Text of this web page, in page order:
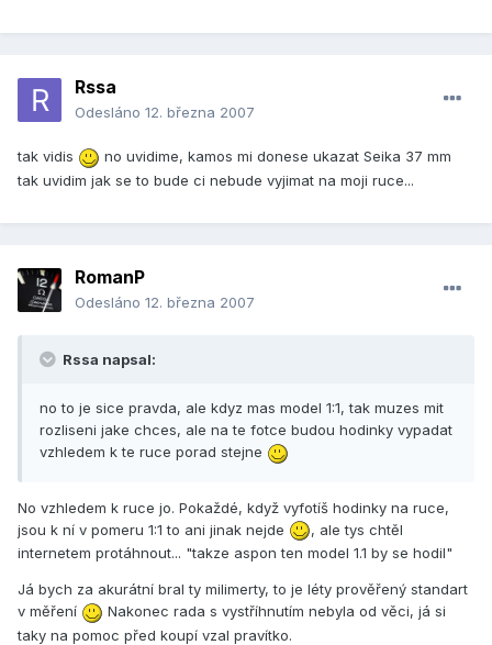
Rssa
Odesláno 12. března 2007
tak vidis
no uvidime, kamos mi donese ukazat Seika 37 mm
tak uvidim jak se to bude ci nebude vyjimat na moji ruce...
RomanP
Odesláno 12. března 2007
Rssa napsal:
no to je sice pravda, ale kdyz mas model 1:1, tak muzes mit
rozliseni jake chces, ale na te fotce budou hodinky vypadat
vzhledem k te ruce porad stejne
No vzhledem k ruce jo. Pokaždé, když vyfotíš hodinky na ruce,
jsou k ní v pomeru 1:1 to ani jinak nejde
, ale tys chtěl
internetem protáhnout... "takze aspon ten model 1.1 by se hodil"
Já bych za akurátní bral ty milimerty, to je léty prověřený standart
v měření
Nakonec rada s vystříhnutím nebyla od věci, já si
taky na pomoc před koupí vzal pravítko.